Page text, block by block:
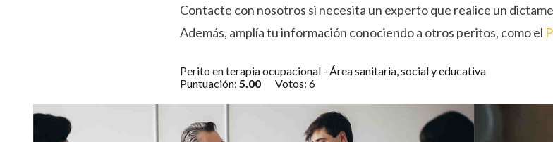
Contacte con nosotros si necesita un experto que realice un
Además, amplía tu información conociendo a otros peritos, como el
Perito en terapia ocupacional - Área sanitaria, social y educativa
Puntuación:5.00 Votos:6